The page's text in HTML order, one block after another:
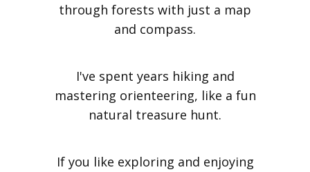
through forests with just a map
and compass.
I've spent years hiking and
mastering orienteering, like a fun
natural treasure hunt.
If you like exploring and enjoying